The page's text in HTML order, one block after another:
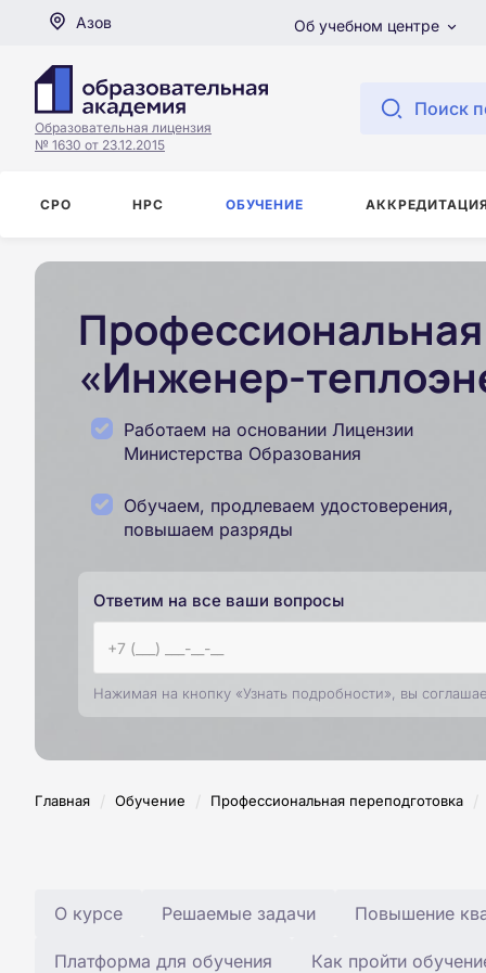
Азов Об учебном центре
Образовательная лицензия
№ 1630 от 23.12.2015
Поиск
СРО НРС ОБУЧЕНИЕ
«Инженер-
Работаем на основании Лицензии
Министерства Образования
Обучаем, продлеваем удостоверения,
повышаем разряды
Ответим на все ваши вопросы
Нажимая на кнопку «Узнать подробности», вы
Главная / Обучение / Профессиональная переподготовка /
О курсе Решаемые задачи Повышение
Платформа для обучения Как пройти